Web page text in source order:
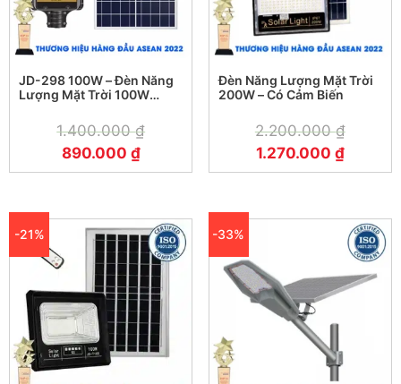
JD-298 100W – Đèn Năng
Lượng Mặt Trời 100W
1.400.000₫
890.000 ₫
Đèn Năng Lượng Mặt Trời
200W – Có Cảm Biến
2.200.000₫
1.270.000 ₫
-21% -33%